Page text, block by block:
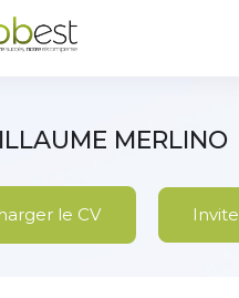
MERLINO
le CV Invite